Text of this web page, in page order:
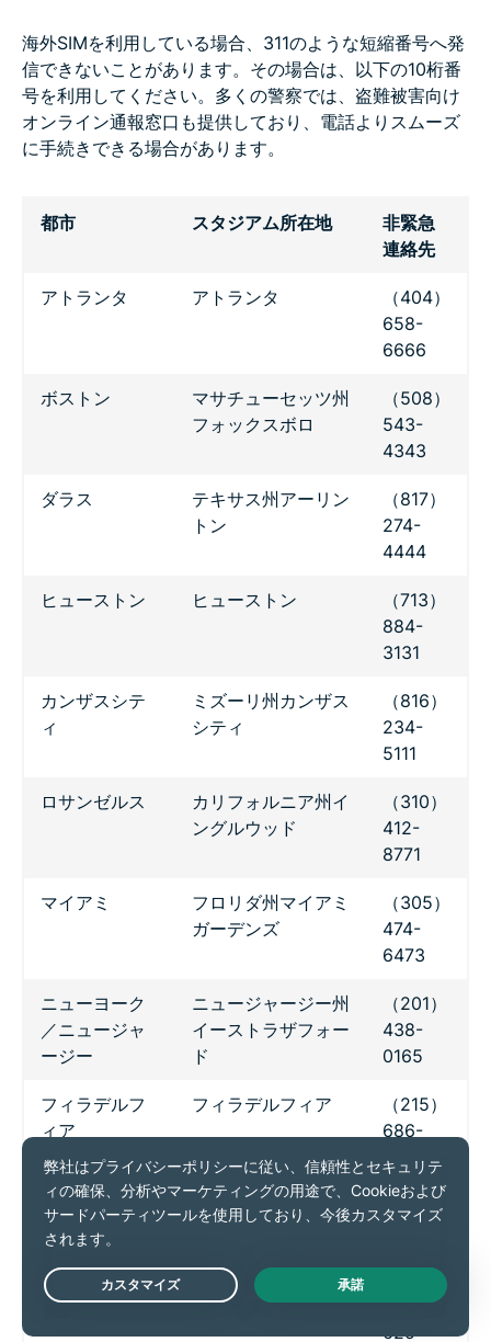
海外SIMを利用している場合、311のような短縮番号へ発
信できないことがあります。その場合は、以下の10桁番
号を利用してください。多くの警察では、盗難被害向け
オンライン通報窓口も提供しており、電話よりスムーズ
に手続きできる場合があります。
都市 スタジアム所在地
非緊急
連絡先
アトランタ アトランタ
（404）
658-
6666
ボストン
マサチューセッツ州
フォックスボロ
（508）
543-
4343
ダラス
テキサス州アーリン
トン
（817）
274-
4444
ヒューストン ヒューストン
（713）
884-
3131
カンザスシテ
ィ
ミズーリ州カンザス
シティ
（816）
234-
5111
ロサンゼルス
カリフォルニア州イ
ングルウッド
（310）
412-
8771
マイアミ
フロリダ州マイアミ
ガーデンズ
（305）
474-
6473
ニューヨーク
／ニュージャ
ージー
ニュージャージー州
イーストラザフォー
ド
（201）
438-
0165
フィラデルフ
ィア
フィラデルフィア
（215）
686-
8686
サンフランシ
スコ・ベイエ
カリフォルニア州サ
ンタクララ
（408）
シアトル シアトル
（206）
625-
Live Chat